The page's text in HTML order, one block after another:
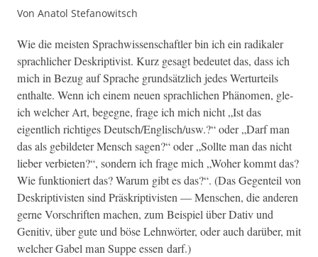
Von Anatol Stefanowitsch
Wie die meis­ten Sprach­wis­senschaftler bin ich ein radikaler
sprach­lich­er Deskrip­tivist. Kurz gesagt bedeutet das, dass ich
mich in Bezug auf Sprache grund­sät­zlich jedes Wer­turteils
enthalte. Wenn ich einem neuen sprach­lichen Phänomen, gle­
ich welch­er Art, begeg­ne, frage ich mich nicht „Ist das
eigentlich richtiges Deutsch/Englisch/usw.?“ oder „Darf man
das als gebilde­ter Men­sch sagen?“ oder „Sollte man das nicht
lieber ver­bi­eten?“, son­dern ich frage mich „Woher kommt das?
Wie funk­tion­iert das? Warum gibt es das?“. (Das Gegen­teil von
Deskrip­tivis­ten sind Präskrip­tivis­ten — Men­schen, die anderen
gerne Vorschriften machen, zum Beispiel über Dativ und
Gen­i­tiv, über gute und böse Lehn­wörter, oder auch darüber, mit
welch­er Gabel man Suppe essen darf.)